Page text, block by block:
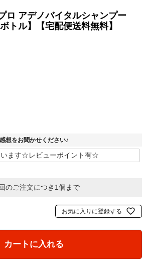
ロ アデノバイタルシャンプー
トル】【宅配便送料無料】
想をお聞かせください♪
のご注文につき1個まで
お気に入りに登録する
カートに入れる